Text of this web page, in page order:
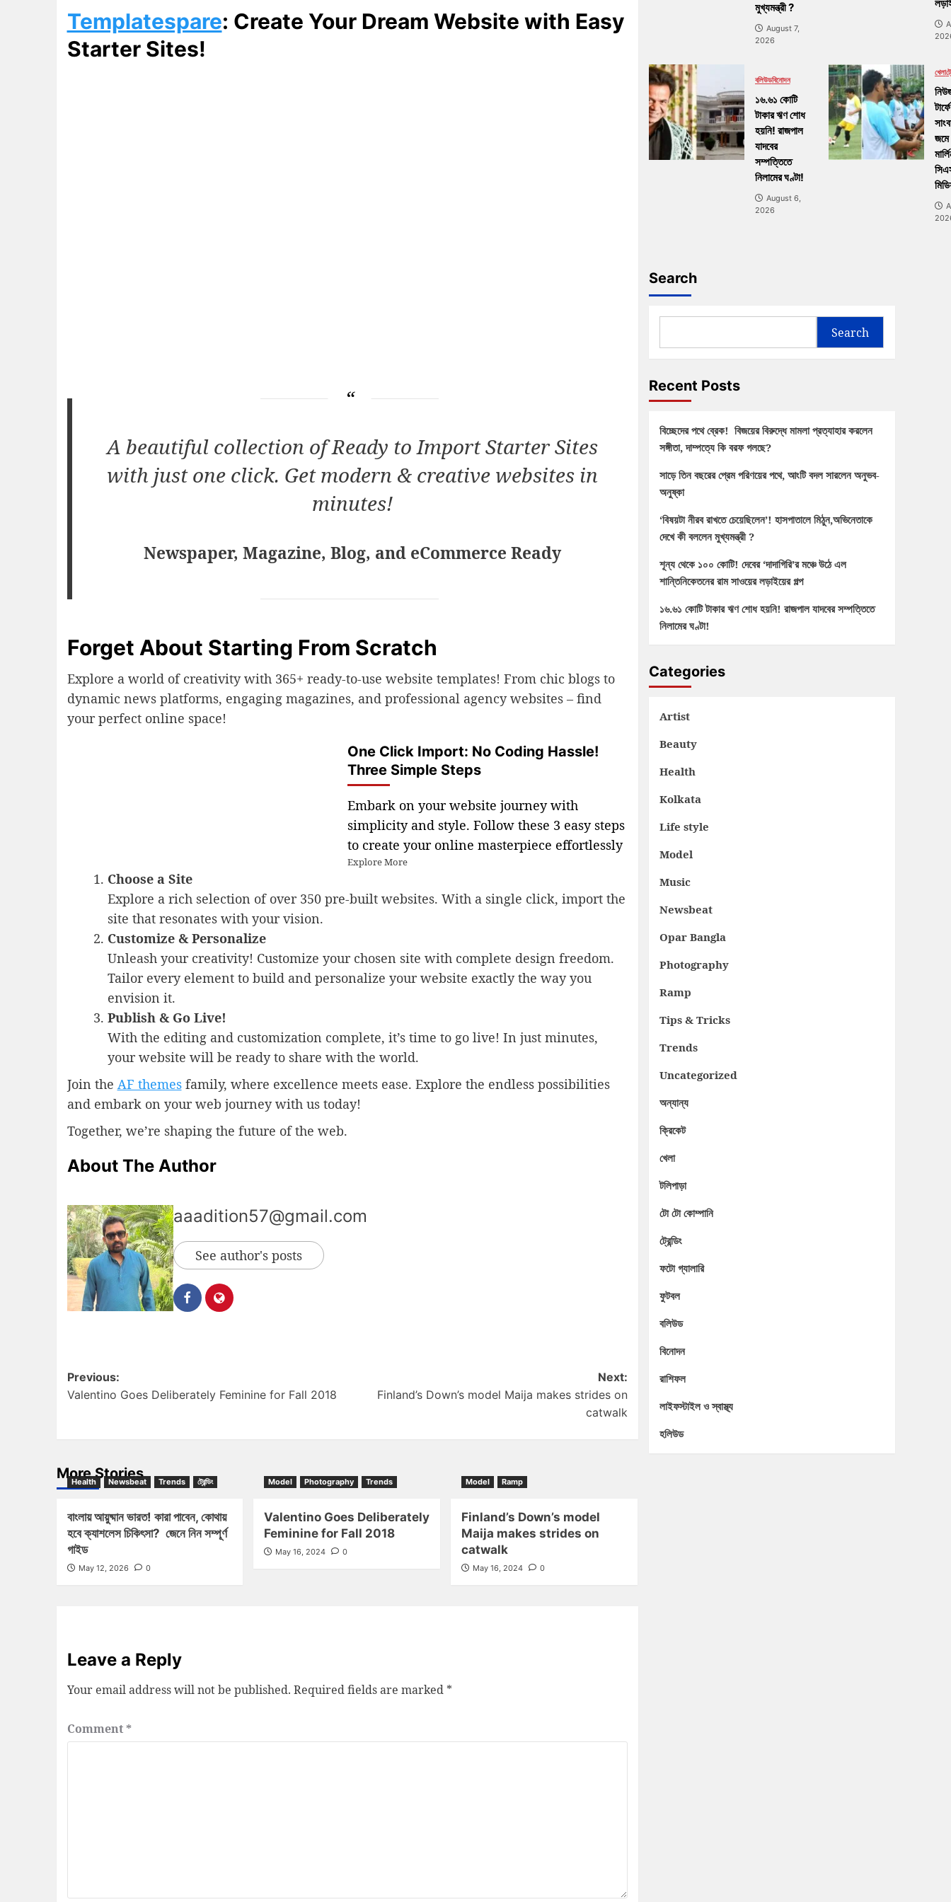
Templatespare: Create Your Dream Website with Easy
Starter Sites!
A beautiful collection of Ready to Import Starter Sites
with just one click. Get modern & creative websites in
minutes!
Newspaper, Magazine, Blog, and eCommerce Ready
Forget About Starting From Scratch
Explore a world of creativity with 365+ ready-to-use website templates! From chic blogs to
dynamic news platforms, engaging magazines, and professional agency websites – find
your perfect online space!
One Click Import: No Coding Hassle!
Three Simple Steps
Embark on your website journey with
simplicity and style. Follow these 3 easy steps
to create your online masterpiece effortlessly
Explore More
Choose a Site
Explore a rich selection of over 350 pre-built websites. With a single click, import the
site that resonates with your vision.
Customize & Personalize
Unleash your creativity! Customize your chosen site with complete design freedom.
Tailor every element to build and personalize your website exactly the way you
envision it.
Publish & Go Live!
With the editing and customization complete, it’s time to go live! In just minutes,
your website will be ready to share with the world.
Join the AF themesfamily, where excellence meets ease. Explore the endless possibilities
and embark on your web journey with us today!
Together, we’re shaping the future of the web.
About The Author
aaadition57@gmail.com
See author's posts
Previous:
Valentino Goes Deliberately Feminine for Fall 2018
Next:
Finland’s Down’s model Maija makes strides on
catwalk
More Stories
Health Newsbeat Trends ট্রেন্ডিং
বাংলায় আয়ুষ্মান ভারত! কারা পাবেন, কোথায়
হবে ক্যাশলেস চিকিৎসা? জেনে নিন সম্পূর্ণ
গাইড
May 12, 2026 0
Model Photography Trends
Valentino Goes Deliberately
Feminine for Fall 2018
May 16, 2024 0
Model Ramp
Finland’s Down’s model
Maija makes strides on
catwalk
May 16, 2024 0
Leave a Reply
Your email address will not be published. Required fields are marked *
Comment *
মুখ্যমন্ত্রী ?
August 7,
2026
বলিউডবিনোদন
১৬.৬১ কোটি
টাকার ঋণ শোধ
হয়নি! রাজপাল
যাদবের
সম্পত্তিতে
নিলামের ঘণ্টা!
August 6,
2026
খেলা
টার্ফে
Search
Search
Recent Posts
বিচ্ছেদের পথে ব্রেক! বিজয়ের বিরুদ্ধে মামলা প্রত্যাহার করলেন
সঙ্গীতা, দাম্পত্যে কি বরফ গলছে?
সাড়ে তিন বছরের প্রেম পরিণয়ের পথে, আংটি বদল সারলেন অনুভব-
অনুষ্কা
‘বিষয়টা নীরব রাখতে চেয়েছিলেন’! হাসপাতালে মিঠুন,অভিনেতাকে
দেখে কী বললেন মুখ্যমন্ত্রী ?
শূন্য থেকে ১০০ কোটি! দেবের ‘দাদাগিরি’র মঞ্চে উঠে এল
শান্তিনিকেতনের রাম সাওয়ের লড়াইয়ের গল্প
১৬.৬১ কোটি টাকার ঋণ শোধ হয়নি! রাজপাল যাদবের সম্পত্তিতে
নিলামের ঘণ্টা!
Categories
Artist
Beauty
Health
Kolkata
Life style
Model
Music
Newsbeat
Opar Bangla
Photography
Ramp
Tips & Tricks
Trends
Uncategorized
অন্যান্য
ক্রিকেট
খেলা
টলিপাড়া
টো টো কোম্পানি
ট্রেন্ডিং
ফটো গ্যালারি
ফুটবল
বলিউড
বিনোদন
রাশিফল
লাইফস্টাইল ও স্বাস্থ্য
হলিউড